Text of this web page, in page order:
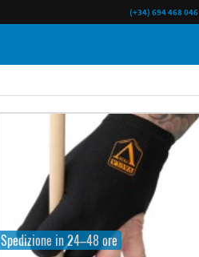
(+34) 694 468 046
Spedizione in 24–48 ore